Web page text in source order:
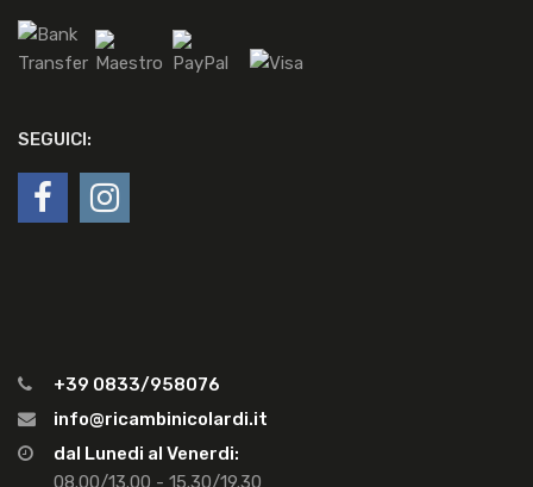
SEGUICI:
+39 0833/958076
info@ricambinicolardi.it
dal Lunedi al Venerdi:
08.00/13.00 - 15.30/19.30